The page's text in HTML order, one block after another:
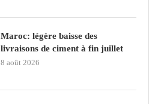
Maroc: légère baisse des
livraisons de ciment à fin juillet
8 août 2026